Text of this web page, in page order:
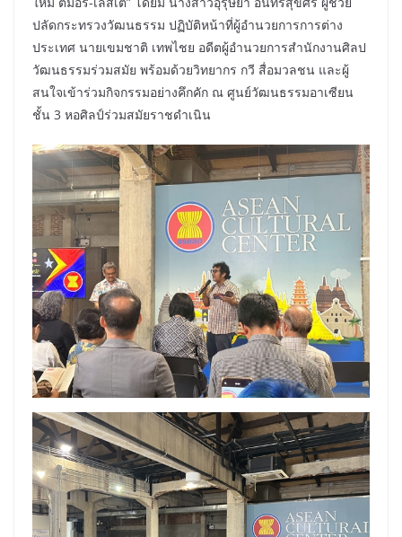
ปลัดกระทรวงวัฒนธรรม ปฏิบัติหน้าที่ผู้อำนวยการการต่าง
ประเทศ นายเขมชาติ เทพไชย อดีตผู้อำนวยการสำนักงานศิลป
วัฒนธรรมร่วมสมัย พร้อมด้วยวิทยากร กวี สื่อมวลชน และผู้
สนใจเข้าร่วมกิจกรรมอย่างคึกคัก ณ ศูนย์วัฒนธรรมอาเซียน
ชั้น 3 หอศิลป์ร่วมสมัยราชดำเนิน